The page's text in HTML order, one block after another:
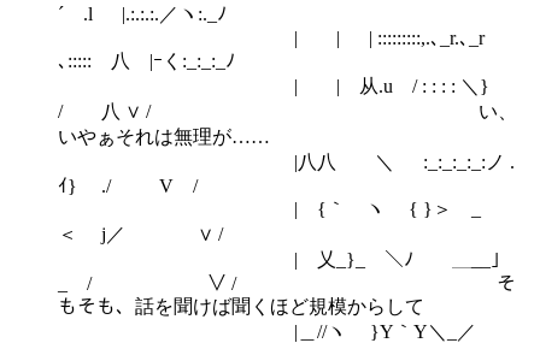
´ .l |.:.:.:.／ヽ:._ﾉ
| | | :::::::::,.､_r.､_r
､::::: 八 |ｰく:_:_:_ﾉ
| | 从.u / : : : : ＼}
/ 八 ∨ / い、
いやぁそれは無理が……
|八八 ＼ ゝ :_:_:_:_:ノ .
ｲ} ./ V /
| {｀ ヽ { }＞ _
＜ j／ ∨ /
| 乂_}_ ＼ﾉ ＿__」
_ / ∨ / そ
もそも、話を聞けば聞くほど規模からして
|＿//ヽ }Y｀Y＼_／